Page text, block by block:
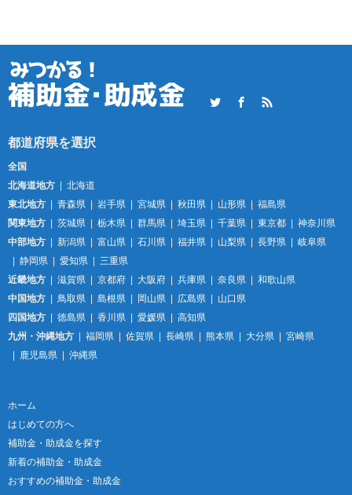
TwitterFacebookRSS
全国
北海道地方
北海道
東北地方
青森県 岩手県 宮城県 秋田県 山形県
福島県
関東地方
茨城県 栃木県 群馬県 埼玉県 千葉県 東京都
神奈川県
中部地方
新潟県 富山県 石川県 福井県 山梨県 長野県
岐阜県
静岡県
愛知県
三重県
近畿地方
滋賀県 京都府 大阪府 兵庫県 奈良県
和歌山県
中国地方
鳥取県 島根県 岡山県 広島県
山口県
四国地方
徳島県 香川県 愛媛県
高知県
九州・沖縄地方
福岡県 佐賀県 長崎県 熊本県 大分県
宮崎県
鹿児島県
沖縄県
ホーム
はじめての方へ
補助金・助成金を探す
新着の補助金・助成金
おすすめの補助金・助成金